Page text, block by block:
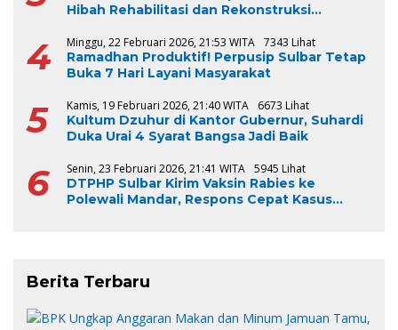
Hibah Rehabilitasi dan Rekonstruksi
4 Minggu, 22 Februari 2026, 21:53 WITA 7343 Lihat
Ramadhan Produktif! Perpusip Sulbar Tetap
Buka 7 Hari Layani Masyarakat
5 Kamis, 19 Februari 2026, 21:40 WITA 6673 Lihat
Kultum Dzuhur di Kantor Gubernur, Suhardi
Duka Urai 4 Syarat Bangsa Jadi Baik
6 Senin, 23 Februari 2026, 21:41 WITA 5945 Lihat
DTPHP Sulbar Kirim Vaksin Rabies ke
Polewali Mandar, Respons Cepat Kasus
Berita Terbaru